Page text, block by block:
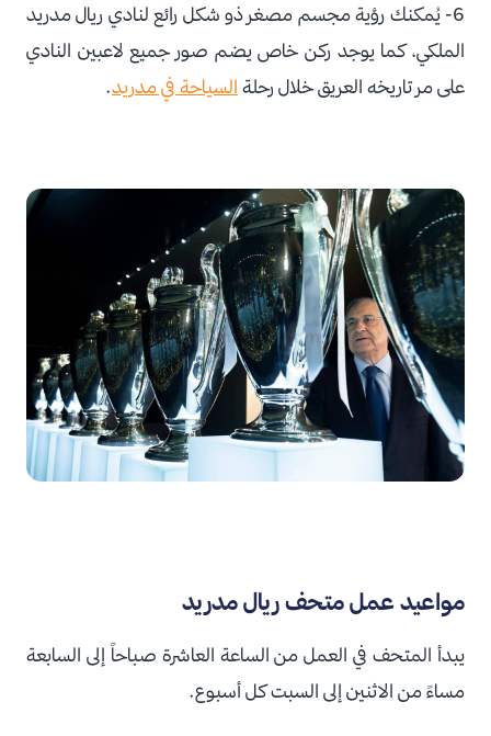
6- يُمكنك رؤية مجسم مصغر ذو شكل رائع لنادي ريال مدريد
الملكي، كما يوجد ركن خاص يضم صور جميع لاعبين النادي
على مر تاريخه العريق خلال رحلة السياحة في مدريد.
مواعيد عمل متحف ريال مدريد
يبدأ المتحف في العمل من الساعة العاشرة صباحاً إلى السابعة
مساءً من الاثنين إلى السبت كل أسبوع.